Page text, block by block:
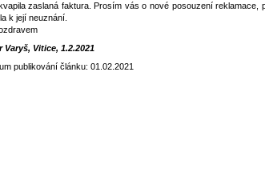
zaslaná faktura. Prosím vás o nové posouzení
k její neuznání.
Varyš, Vitice, 1.2.2021
publikování článku: 01.02.2021